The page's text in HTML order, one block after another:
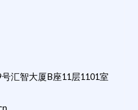
汇智大厦B座11层1101室